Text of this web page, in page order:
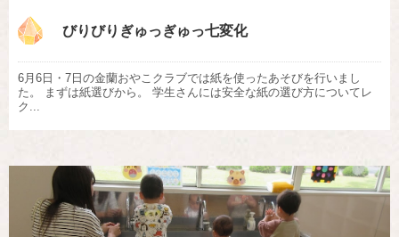
びりびりぎゅっぎゅっ七変化
6月6日・7日の金蘭おやこクラブでは紙を使ったあそびを行いまし
た。 まずは紙選びから。 学生さんには安全な紙の選び方についてレ
ク...